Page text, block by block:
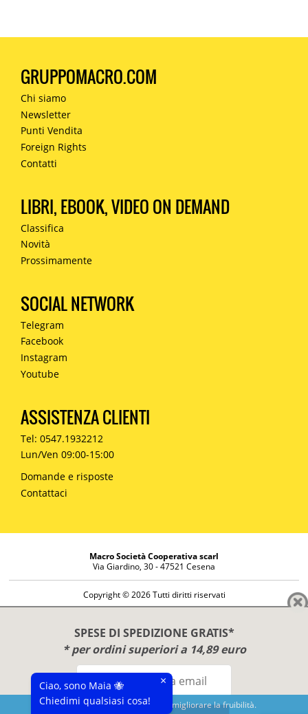
Questo sito utilizza cookies per migliorare la fruibilità.
SPESE DI SPEDIZIONE GRATIS*
* per ordini superiori a 14,89 euro
GRUPPOMACRO.COM
Chi siamo
Newsletter
Punti Vendita
Foreign Rights
Contatti
LIBRI, EBOOK, VIDEO ON DEMAND
Classifica
Novità
Prossimamente
SOCIAL NETWORK
Telegram
Facebook
Instagram
Youtube
ASSISTENZA CLIENTI
Tel: 0547.1932212
Lun/Ven 09:00-15:00
Domande e risposte
Contattaci
Macro Società Cooperativa scarl
Via Giardino, 30 - 47521 Cesena
Copyright © 2026 Tutti diritti riservati
Diritto di reso
Privacy Policy
Ciao, sono Maia 🐝
Chiedimi qualsiasi cosa!
×